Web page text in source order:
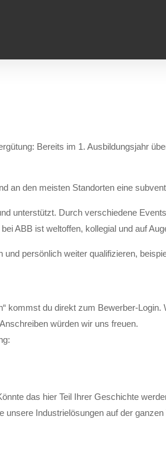
Bereits im 1. Ausbildungsjahr
an den meisten Standorten eine
unterstützt. Durch verschiedene
ABB ist weltoffen, kollegial und auf
persönlich weiter qualifizieren,
kommst du direkt zum Bewerber-
würden wir uns freuen.
das hier Teil Ihrer Geschichte
Industrielösungen auf der